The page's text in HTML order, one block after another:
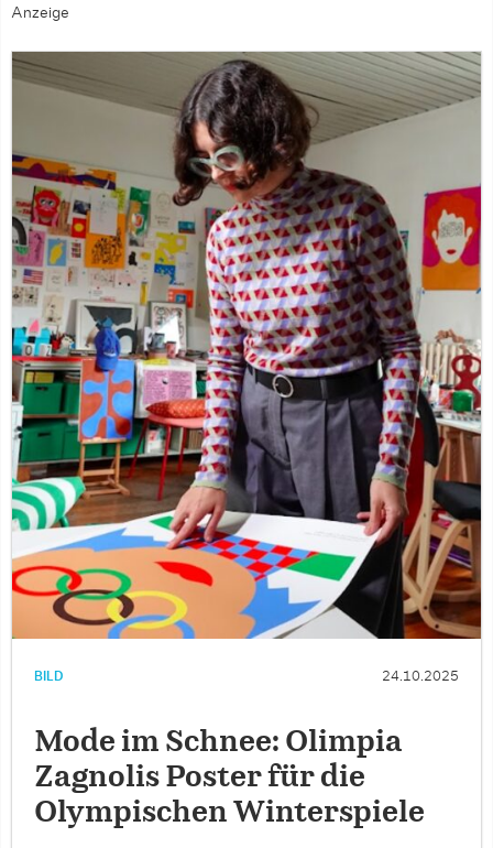
Anzeige
BILD 24.10.2025
Mode im Schnee: Olimpia
Zagnolis Poster für die
Olympischen Winterspiele